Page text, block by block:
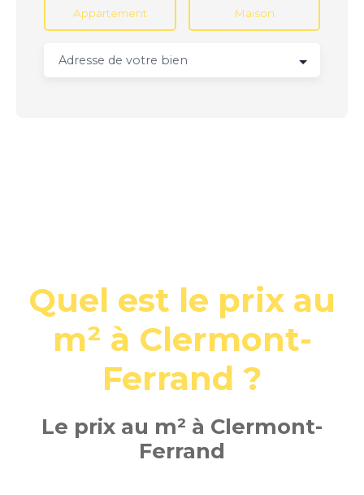
Appartement Maison
Adresse de votre bien
Quel est le prix au
m² à Clermont-
Ferrand ?
Le prix au m² à Clermont-
Ferrand